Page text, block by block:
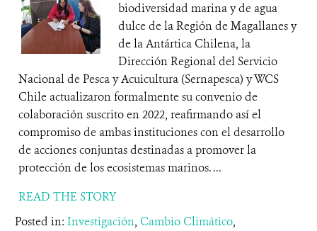
biodiversidad marina y de agua
dulce de la Región de Magallanes y
de la Antártica Chilena, la
Dirección Regional del Servicio
Nacional de Pesca y Acuicultura (Sernapesca) y WCS
Chile actualizaron formalmente su convenio de
colaboración suscrito en 2022, reafirmando así el
compromiso de ambas instituciones con el desarrollo
de acciones conjuntas destinadas a promover la
protección de los ecosistemas marinos. ...
READ THE STORY
Posted in: Investigación, Cambio Climático,